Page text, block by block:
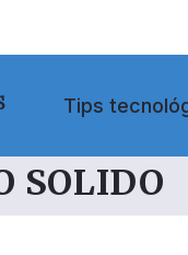
Tips
SOLIDO